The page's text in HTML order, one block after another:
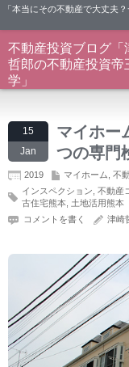
「本当にその不動産で大丈夫
不動産投資ブログ「
哲郎の不動産投資帝
学」
15
Jan
マイホー
つの専門
2019 マイホーム 不
インスペクション 不動産
古住宅熊本 土地活用熊本
コメントを書く
津崎